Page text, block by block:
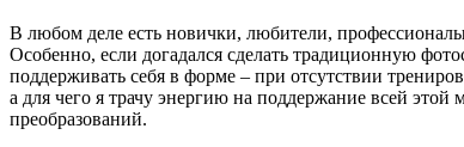
В любом деле есть новички, любители,
Особенно, если догадался сделать традиционную
поддерживать себя в форме – при отсутствии
а для чего я трачу энергию на поддержание всей
преобразований.